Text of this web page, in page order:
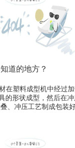
道的地方？
在塑料成型机中经过
的形状成型，然后在
、冲压工艺制成包装